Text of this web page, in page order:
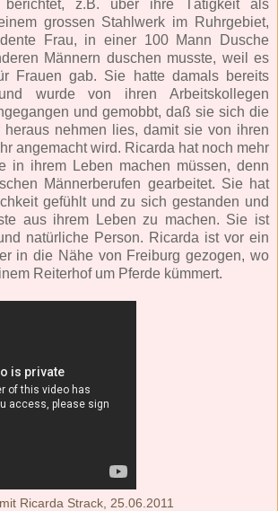
berichtet, z.B. über ihre Tätigkeit als
grossen Stahlwerk im Ruhrgebiet,
Frau, in einer 100 Mann Dusche
Männern duschen musste, weil es
Frauen gab. Sie hatte damals bereits
wurde von ihren Arbeitskollegen
und gemobbt, daß sie sich die
heraus nehmen lies, damit sie von ihren
angemacht wird. Ricarda hat noch mehr
in ihrem Leben machen müssen, denn
Männerberufen gearbeitet. Sie hat
gefühlt und zu sich gestanden und
aus ihrem Leben zu machen. Sie ist
natürliche Person. Ricarda ist vor ein
in die Nähe von Freiburg gezogen, wo
Reiterhof um Pferde kümmert.
Ricarda Strack, 25.06.2011